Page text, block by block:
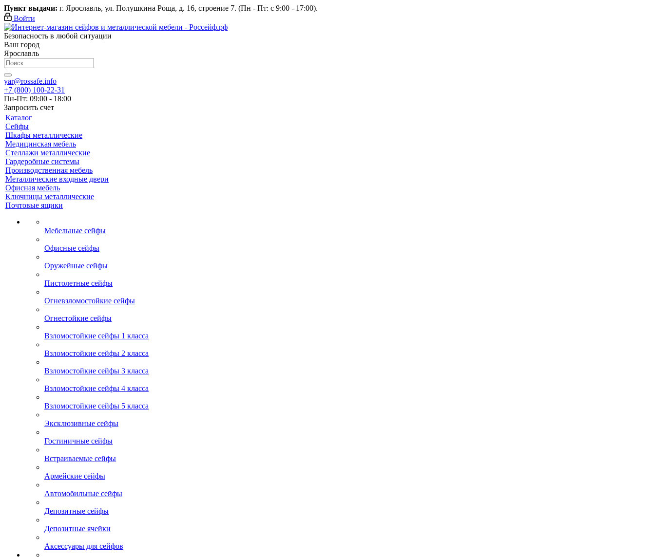
Пункт выдачи: г. Ярославль, ул. Полушкина Роща, д. 16, строение 7. (Пн - Пт: с 9:00 - 17:00).
Войти
Безопасность в любой ситуации
Ваш город
Ярославль
yar@rossafe.info
+7 (800) 100-22-31
Пн-Пт: 09:00 - 18:00
Запросить счет
Каталог
Сейфы
Шкафы металлические
Медицинская мебель
Стеллажи металлические
Гардеробные системы
Производственная мебель
Металлические входные двери
Офисная мебель
Ключницы металлические
Почтовые ящики
Мебельные сейфы
Офисные сейфы
Оружейные сейфы
Пистолетные сейфы
Огневзломостойкие сейфы
Огнестойкие сейфы
Взломостойкие сейфы 1 класса
Взломостойкие сейфы 2 класса
Взломостойкие сейфы 3 класса
Взломостойкие сейфы 4 класса
Взломостойкие сейфы 5 класса
Эксклюзивные сейфы
Гостиничные сейфы
Встраиваемые сейфы
Армейские сейфы
Автомобильные сейфы
Депозитные сейфы
Депозитные ячейки
Аксессуары для сейфов